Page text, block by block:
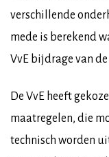
verschillende
mede is berekend
VvE bijdrage van
De VvE heeft
maatregelen, die
technisch worden